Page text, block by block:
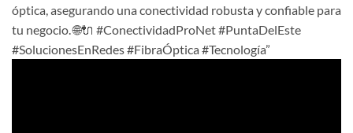
óptica, asegurando una conectividad robusta y confiable para
tu negocio. 🌐🔌 #ConectividadProNet #PuntaDelEste
#SolucionesEnRedes #FibraÓptica #Tecnología”